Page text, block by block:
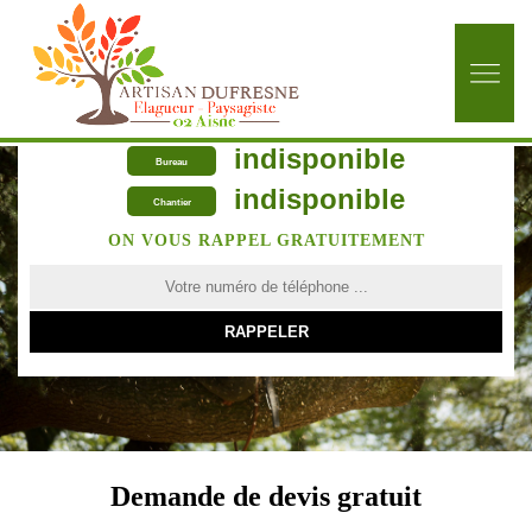
Bureau indisponible
Chantier indisponible
ON VOUS RAPPEL GRATUITEMENT
Demande de devis gratuit